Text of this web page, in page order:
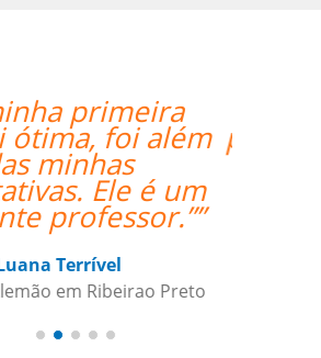
aprovamos o
Djalma com
louvor. ””
Hernandez Martin
Japonês em Juiz de Fora